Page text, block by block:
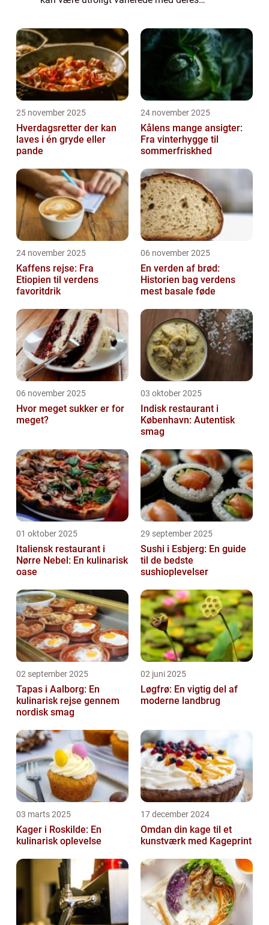
proteinkilder, saucer og toppings. Denne
artike...
25 november 2025
Hverdagsretter der kan
laves i én gryde eller
pande
24 november 2025
Kålens mange ansigter:
Fra vinterhygge til
sommerfriskhed
24 november 2025
Kaffens rejse: Fra
Etiopien til verdens
favoritdrik
06 november 2025
En verden af brød:
Historien bag verdens
mest basale føde
06 november 2025
Hvor meget sukker er for
meget?
03 oktober 2025
Indisk restaurant i
København: Autentisk
smag
01 oktober 2025
Italiensk restaurant i
Nørre Nebel: En kulinarisk
oase
29 september 2025
Sushi i Esbjerg: En guide
til de bedste
sushioplevelser
02 september 2025
Tapas i Aalborg: En
kulinarisk rejse gennem
nordisk smag
02 juni 2025
Løgfrø: En vigtig del af
moderne landbrug
03 marts 2025
Kager i Roskilde: En
kulinarisk oplevelse
17 december 2024
Omdan din kage til et
kunstværk med Kageprint